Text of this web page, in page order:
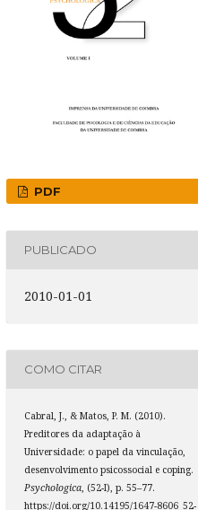
PDF
PUBLICADO
2010-01-01
COMO CITAR
Cabral, J., & Matos, P. M. (2010).
Preditores da adaptação à
Universidade: o papel da vinculação,
desenvolvimento psicossocial e coping.
Psychologica , (52-I), p. 55–77.
https://doi.org/10.14195/1647-8606_52-